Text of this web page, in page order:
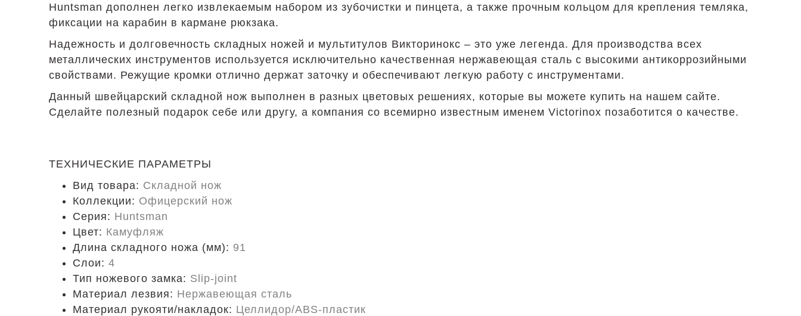
Huntsman дополнен легко извлекаемым набором из зубочистки и пинцета, а также прочным кольцом для крепления темляка,
фиксации на карабин в кармане рюкзака.
Надежность и долговечность складных ножей и мультитулов Викторинокс – это уже легенда. Для производства всех
металлических инструментов используется исключительно качественная нержавеющая сталь с высокими антикоррозийными
свойствами. Режущие кромки отлично держат заточку и обеспечивают легкую работу с инструментами.
Данный швейцарский складной нож выполнен в разных цветовых решениях, которые вы можете купить на нашем сайте.
Сделайте полезный подарок себе или другу, а компания со всемирно известным именем Victorinox позаботится о качестве.
ТЕХНИЧЕСКИЕ ПАРАМЕТРЫ
Вид товара: Складной нож
Коллекции: Офицерский нож
Серия: Huntsman
Цвет: Камуфляж
Длина складного ножа (мм): 91
Слои: 4
Тип ножевого замка: Slip-joint
Материал лезвия: Нержавеющая сталь
Материал рукояти/накладок: Целлидор/ABS-пластик